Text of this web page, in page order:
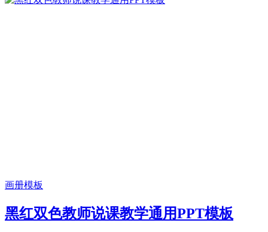
画册模板
黑红双色教师说课教学通用PPT模板